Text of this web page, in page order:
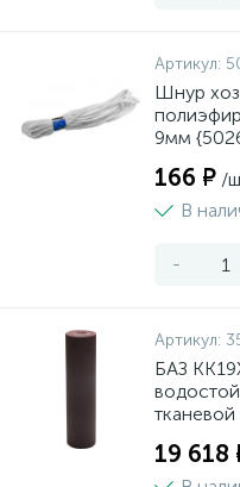
Артикул:
Шнур
9мм
166 ₽ /
В
-
Артикул:
БАЗ
19 618